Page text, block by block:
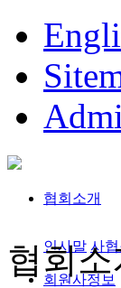
협회소개
인사말 사협
회원사정보
협회